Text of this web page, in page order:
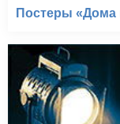
Постеры «Дома